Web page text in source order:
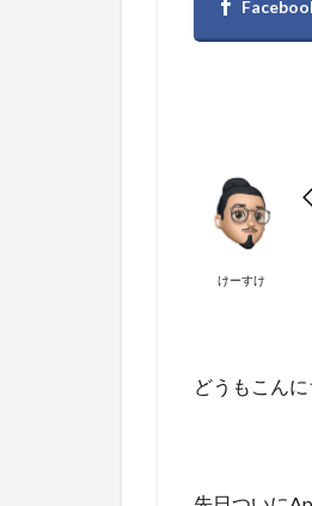
けーすけ
どうもこん